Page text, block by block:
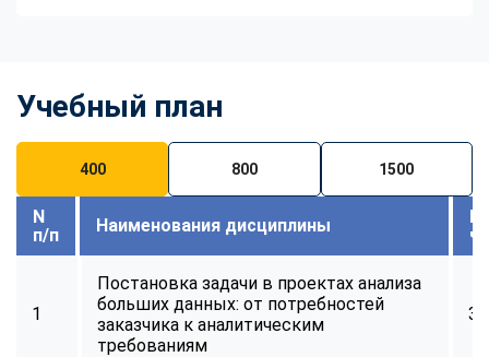
Учебный план
400 800 1500
N
п/п
Наименования дисциплины
1
Постановка задачи в проектах анализа
больших данных: от потребностей
заказчика к аналитическим
требованиям
32